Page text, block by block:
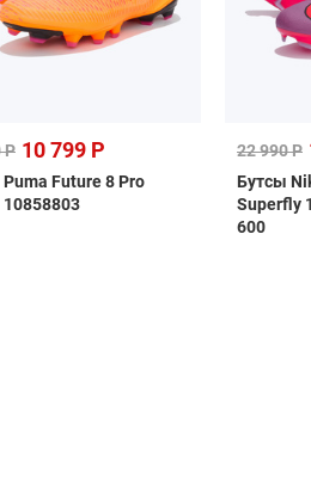
Р 10 799 Р
Future 8 Pro
10858803
22 990 Р
Бутсы
Superfly
600